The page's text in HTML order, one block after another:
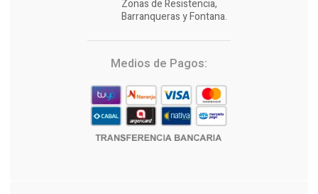
Zonas de Resistencia,
Barranqueras y Fontana.
Medios de Pagos: